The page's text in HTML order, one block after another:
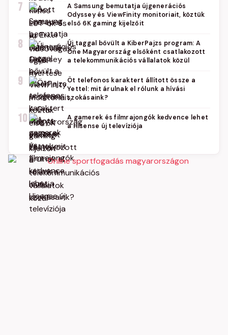
7
A Samsung bemutatja újgenerációs
Odyssey és ViewFinity monitoriait, köztük
első 6K gaming kijelzőit
8
Új taggal bővült a KiberPajzs program: A
One Magyarország elsőként csatlakozott
a telekommunikációs vállalatok közül
9
Öt telefonos karaktert állított össze a
Yettel: mit árulnak el rólunk a hívási
szokásaink?
10
A gamerek és filmrajongók kedvence lehet
a Hisense új televíziója